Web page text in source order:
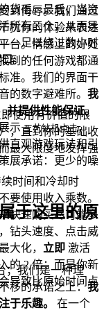
货币。最后，当资
所有三个，从而导
——足以绕过数小时
。
使用有价值的限
，直到你的基础收
最大限度地发挥强
时间和冷却时
要使用收入乘数。
快速购买尽可能多
钻头速度、点击威
大化， 立即 激活
的 2 倍；而是你新
导致比原始时间点
到侮辱。我们通过
扰你的体验来表达
台。情感上的好处
到的任何游戏都通
准。我们的界面干
数字避难所。 我
提供性能保证。
示工艺钻机点击，
直观游戏玩法和引
展承诺：更少的噪
于这里的原
；我们是一种理
移的承诺之上：我
于乐趣。
在一个